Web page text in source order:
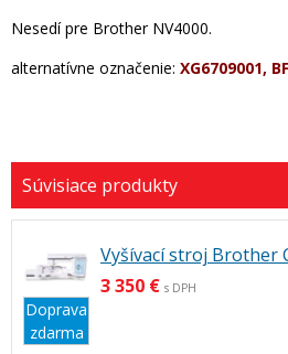
Nesedí pre Brother NV4000.
alternatívne označenie: XG6709001,
Doprava
zdarma
Vyšívací stroj Brother
3 350 € s DPH